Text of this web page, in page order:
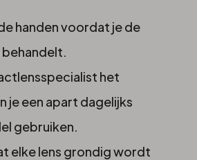
handen voordat je de
het
je een apart dagelijks
gebruiken.
elke lens grondig wordt